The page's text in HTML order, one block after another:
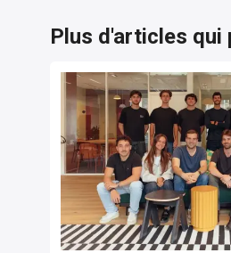
Plus d'articles qui